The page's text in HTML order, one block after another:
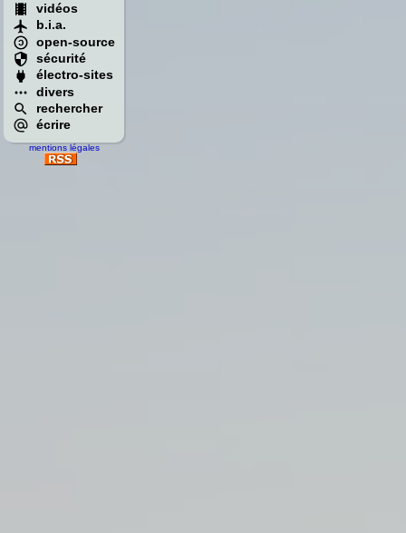
vidéos
b.i.a.
open-source
sécurité
électro-sites
divers
rechercher
écrire
mentions légales